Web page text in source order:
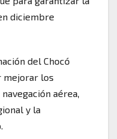
diciembre
del Chocó
mejorar los
aérea,
y la